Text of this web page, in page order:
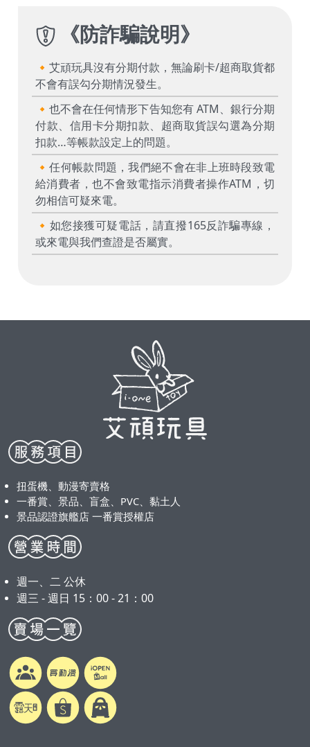
《防詐騙說明》
🔸艾頑玩具沒有分期付款，無論刷卡/超商取貨都
不會有誤勾分期情況發生。
🔸也不會在任何情形下告知您有 ATM、銀行分期
付款、信用卡分期扣款、超商取貨誤勾選為分期
扣款…等帳款設定上的問題。
🔸任何帳款問題，我們絕不會在非上班時段致電
給消費者，也不會致電指示消費者操作ATM，切
勿相信可疑來電。
🔸如您接獲可疑電話，請直撥165反詐騙專線，
或來電與我們查證是否屬實。
扭蛋機、動漫寄賣格
一番賞、景品、盲盒、PVC、黏土人
景品認證旗艦店 一番賞授權店
週一、二 公休
週三 - 週日 15：00 - 21：00